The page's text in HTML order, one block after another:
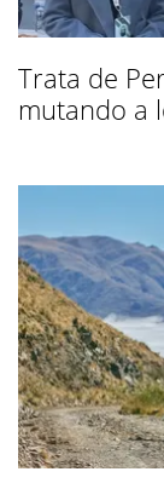
Trata de
mutando a